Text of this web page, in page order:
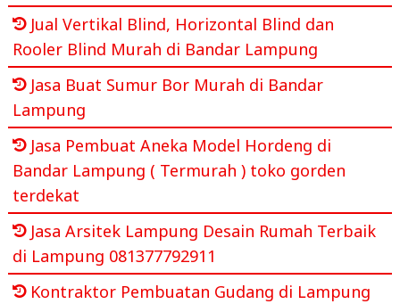
Jual Vertikal Blind, Horizontal Blind dan
Rooler Blind Murah di Bandar Lampung
Jasa Buat Sumur Bor Murah di Bandar
Lampung
Jasa Pembuat Aneka Model Hordeng di
Bandar Lampung ( Termurah ) toko gorden
terdekat
Jasa Arsitek Lampung Desain Rumah Terbaik
di Lampung 081377792911
Kontraktor Pembuatan Gudang di Lampung